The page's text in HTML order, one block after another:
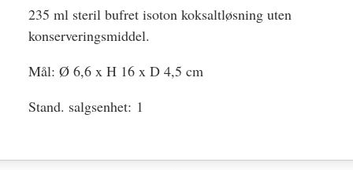
235 ml steril bufret isoton koksaltløsning uten
konserveringsmiddel.
Mål: Ø 6,6 x H 16 x D 4,5 cm
Stand. salgsenhet: 1